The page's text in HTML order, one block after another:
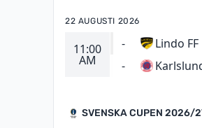
22 AUGUSTI 2026
11:00
AM
-
-
Lindo FF
SVENSKA CUPEN 2026/